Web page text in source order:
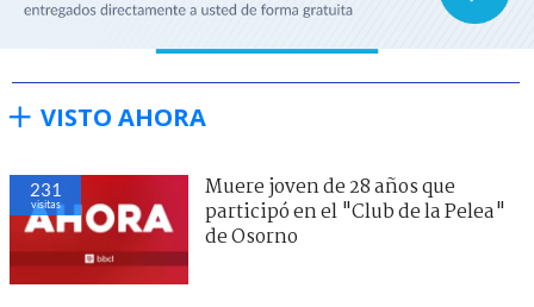
VISTO AHORA
231
visitas
Muere joven de 28 años que
participó en el "Club de la Pelea"
de Osorno